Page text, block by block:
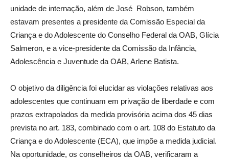
unidade de internação, além de José Robson, também
estavam presentes a presidente da Comissão Especial da
Criança e do Adolescente do Conselho Federal da OAB, Glícia
Salmeron, e a vice-presidente da Comissão da Infância,
Adolescência e Juventude da OAB, Arlene Batista.
O objetivo da diligência foi elucidar as violações relativas aos
adolescentes que continuam em privação de liberdade e com
prazos extrapolados da medida provisória acima dos 45 dias
prevista no art. 183, combinado com o art. 108 do Estatuto da
Criança e do Adolescente (ECA), que impõe a medida judicial.
Na oportunidade, os conselheiros da OAB, verificaram a